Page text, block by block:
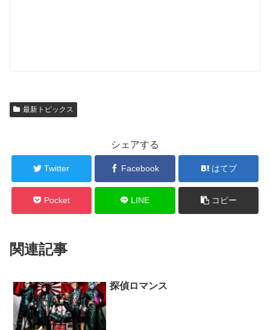
最新トピックス
シェアする
Twitter Facebook はてブ
Pocket LINE コピー
関連記事
探偵ロマンス